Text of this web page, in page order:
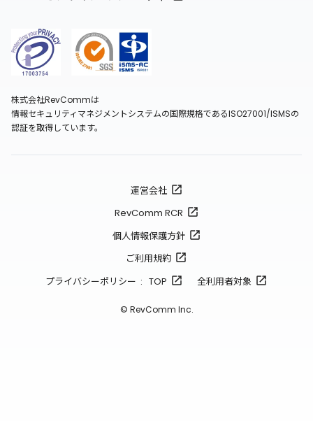
株式会社RevCommは
情報セキュリティマネジメントシステムの国際規格であるISO27001/ISMSの
認証を取得しています。
運営会社
RevComm RCR
個人情報保護方針
ご利用規約
プライバシーポリシー : TOP
全利用者対象
© RevComm Inc.